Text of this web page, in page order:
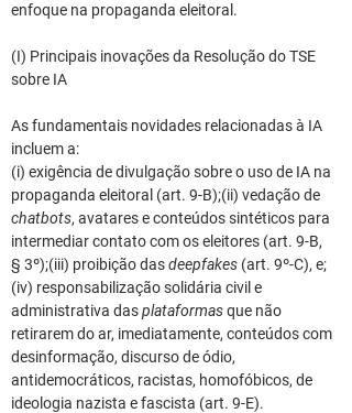
enfoque na propaganda eleitoral.
(I) Principais inovações da Resolução do TSE
sobre IA
As fundamentais novidades relacionadas à IA
incluem a:
(i) exigência de divulgação sobre o uso de IA na
propaganda eleitoral (art. 9-B);(ii) vedação de
chatbots, avatares e conteúdos sintéticos para
intermediar contato com os eleitores (art. 9-B,
§ 3º);(iii) proibição das deepfakes (art. 9º-C), e;
(iv) responsabilização solidária civil e
administrativa das plataformas que não
retirarem do ar, imediatamente, conteúdos com
desinformação, discurso de ódio,
antidemocráticos, racistas, homofóbicos, de
ideologia nazista e fascista (art. 9-E).